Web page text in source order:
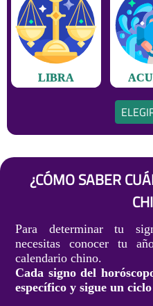
LIBRA
¿CÓMO SABER
Para determinar tu
necesitas conocer tu
calendario chino.
Cada signo del
específico y sigue un